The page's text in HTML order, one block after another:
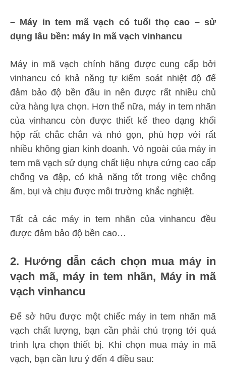
– Máy in tem mã vạch có tuổi thọ cao – sử
dụng lâu bền: máy in mã vạch vinhancu
Máy in mã vạch chính hãng được cung cấp bởi
vinhancu có khả năng tự kiểm soát nhiệt độ để
đảm bảo độ bền đầu in nên được rất nhiều chủ
cửa hàng lựa chọn. Hơn thế nữa, máy in tem nhãn
của vinhancu còn được thiết kế theo dạng khối
hộp rất chắc chắn và nhỏ gọn, phù hợp với rất
nhiều không gian kinh doanh. Vỏ ngoài của máy in
tem mã vạch sử dụng chất liệu nhựa cứng cao cấp
chống va đập, có khả năng tốt trong việc chống
ẩm, bụi và chịu được môi trường khắc nghiệt.
Tất cả các máy in tem nhãn của vinhancu đều
được đảm bảo độ bền cao…
2. Hướng dẫn cách chọn mua máy in
vạch mã, máy in tem nhãn, Máy in mã
vạch vinhancu
Để sở hữu được một chiếc máy in tem nhãn mã
vạch chất lượng, bạn cần phải chú trọng tới quá
trình lựa chọn thiết bị. Khi chọn mua máy in mã
vạch, bạn cần lưu ý đến 4 điều sau: